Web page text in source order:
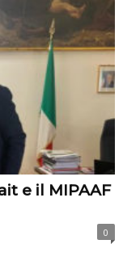
e il MIPAAF
0